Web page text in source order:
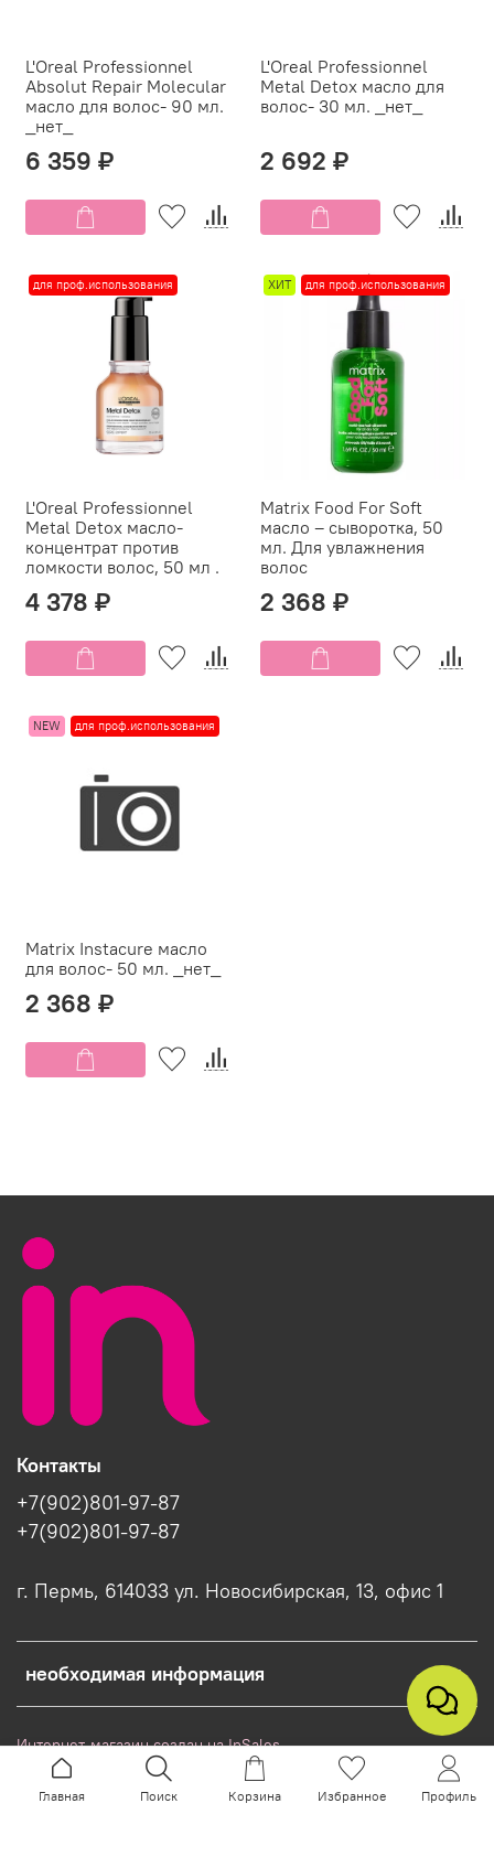
L'Oreal Professionnel
Absolut Repair Molecular
масло для волос- 90 мл.
_нет_
6 359 ₽
L'Oreal Professionnel
Metal Detox масло для
волос- 30 мл. _нет_
2 692 ₽
для проф.использования
L'Oreal Professionnel
Metal Detox масло-
концентрат против
ломкости волос, 50 мл .
4 378 ₽
ХИТ для проф.использования
Matrix Food For Soft
масло – сыворотка, 50
мл. Для увлажнения
волос
2 368 ₽
NEW для проф.использования
Matrix Instacure масло
для волос- 50 мл. _нет_
2 368 ₽
необходимая информация
Контакты
+7(902)801-97-87
+7(902)801-97-87
г. Пермь, 614033 ул. Новосибирская, 13, офис 1
Интернет-магазин создан на InSales
Главная Поиск Корзина Избранное Профиль